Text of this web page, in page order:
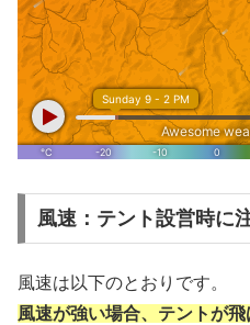
風速：テント設営時に
風速は以下のとおりです。
風速が強い場合、テントが